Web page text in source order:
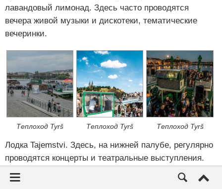
лавандовый лимонад. Здесь часто проводятся
вечера живой музыки и дискотеки, тематические
вечеринки.
Теплоход Tyrš Теплоход Tyrš Теплоход Tyrš
Лодка Tajemstvi. Здесь, на нижней палубе, регулярно
проводятся концерты и театральные выступления.
Тут можно выпить разливное